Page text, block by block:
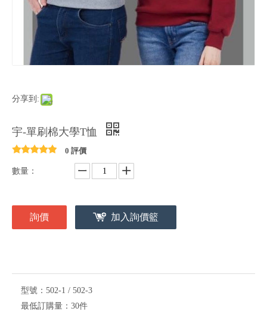
分享到:
宇-單刷棉大學T恤
0 評價
數量：
詢價 加入詢價籃
型號： 502-1 / 502-3
最低訂購量： 30件